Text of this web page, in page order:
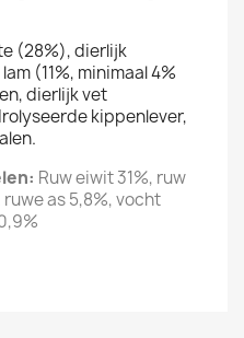
(28%), dierlijk
(11%, minimaal 4%
dierlijk vet
kippenlever,
Ruw eiwit 31%, ruw
as 5,8%, vocht